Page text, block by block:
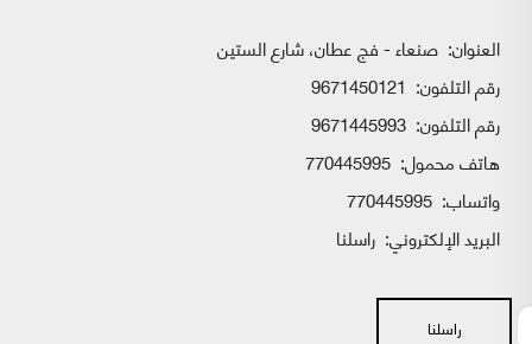
العنوان: صنعاء - فج عطان، شارع الستين
رقم التلفون: 9671450121
رقم التلفون: 9671445993
هاتف محمول: 770445995
واتساب:
البريد الإلكتروني: راسلنا
راسلنا